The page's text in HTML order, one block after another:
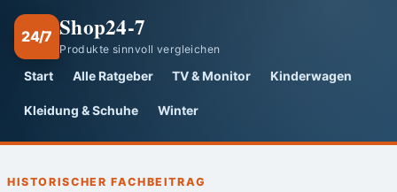
24/7 Shop24-7
Produkte sinnvoll vergleichen
Start Alle Ratgeber TV & Monitor Kinderwagen
Kleidung & Schuhe Winter
HISTORISCHER FACHBEITRAG